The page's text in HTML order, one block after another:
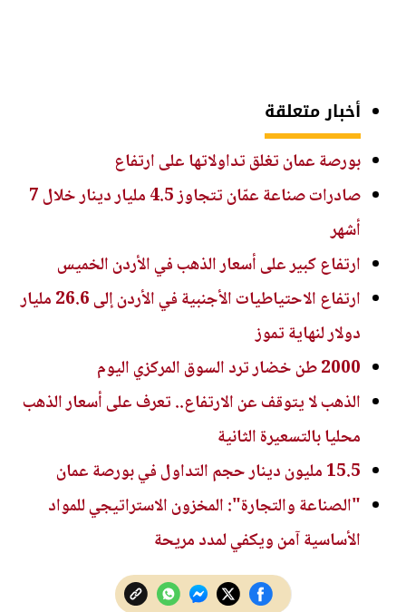
أخبار متعلقة
بورصة عمان تغلق تداولاتها على ارتفاع
صادرات صناعة عمّان تتجاوز 4.5 مليار دينار خلال 7
أشهر
ارتفاع كبير على أسعار الذهب في الأردن الخميس
ارتفاع الاحتياطيات الأجنبية في الأردن إلى 26.6 مليار
دولار لنهاية تموز
2000 طن خضار ترد السوق المركزي اليوم
الذهب لا يتوقف عن الارتفاع.. تعرف على أسعار الذهب
محليا بالتسعيرة الثانية
15.5 مليون دينار حجم التداول في بورصة عمان
"الصناعة والتجارة": المخزون الاستراتيجي للمواد
الأساسية آمن ويكفي لمدد مريحة